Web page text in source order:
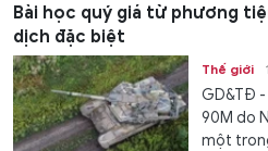
Bài học quý giá từ phương
dịch đặc biệt
Thế giới
GD&TĐ -
90M do
một